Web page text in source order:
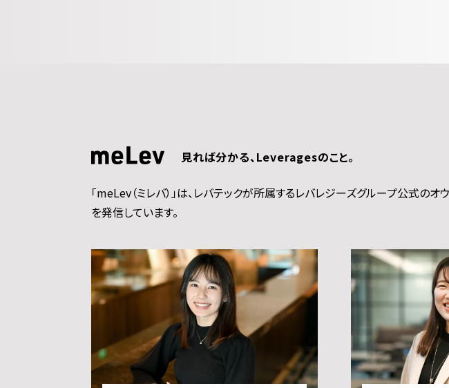
見れば分かる、Leveragesのこと。
「meLev（ミレバ）」は、レバテックが所属するレバレジーズグループ公式の
を発信しています。